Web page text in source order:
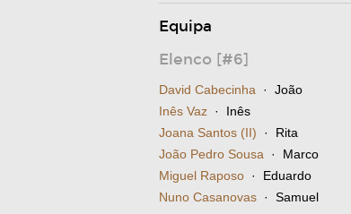
Equipa
Elenco [#6]
David Cabecinha · João
Inês Vaz · Inês
Joana Santos (II) · Rita
João Pedro Sousa · Marco
Miguel Raposo · Eduardo
Nuno Casanovas · Samuel